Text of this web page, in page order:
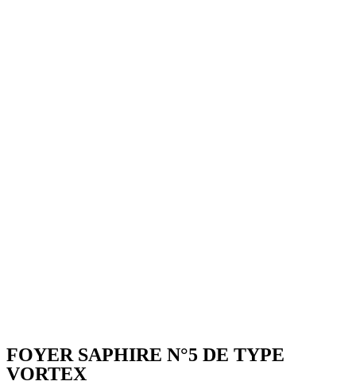
FOYER SAPHIRE N°5 DE TYPE
VORTEX